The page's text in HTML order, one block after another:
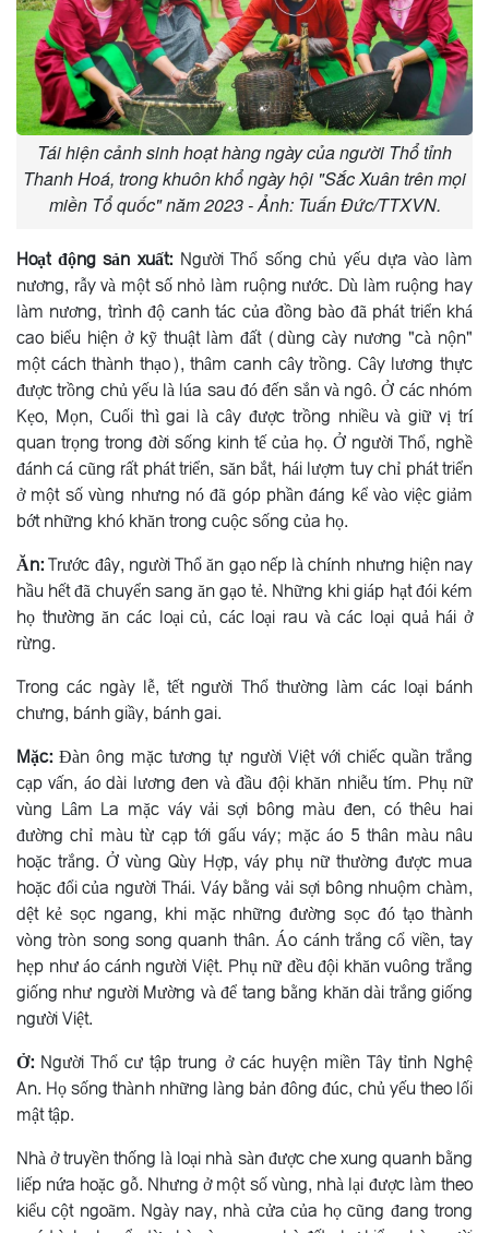
Tái hiện cảnh sinh hoạt hàng ngày của người Thổ tỉnh
Thanh Hoá, trong khuôn khổ ngày hội "Sắc Xuân trên mọi
miền Tổ quốc" năm 2023 - Ảnh: Tuấn Đức/TTXVN.
Hoạt động sản xuất:Người Thổ sống chủ yếu dựa vào làm
nương, rẫy và một số nhỏ làm ruộng nước. Dù làm ruộng hay
làm nương, trình độ canh tác của đồng bào đã phát triển khá
cao biểu hiện ở kỹ thuật làm đất (dùng cày nương "cà nộn"
một cách thành thạo), thâm canh cây trồng. Cây lương thực
được trồng chủ yếu là lúa sau đó đến sắn và ngô. Ở các nhóm
Kẹo, Mọn, Cuối thì gai là cây được trồng nhiều và giữ vị trí
quan trọng trong đời sống kinh tế của họ. Ở người Thổ, nghề
đánh cá cũng rất phát triển, săn bắt, hái lượm tuy chỉ phát triển
ở một số vùng nhưng nó đã góp phần đáng kể vào việc giảm
bớt những khó khăn trong cuộc sống của họ.
Ăn:Trước đây, người Thổ ăn gạo nếp là chính nhưng hiện nay
hầu hết đã chuyển sang ăn gạo tẻ. Những khi giáp hạt đói kém
họ thường ăn các loại củ, các loại rau và các loại quả hái ở
rừng.
Trong các ngày lễ, tết người Thổ thường làm các loại bánh
chưng, bánh giầy, bánh gai.
Mặc:Ðàn ông mặc tương tự người Việt với chiếc quần trắng
cạp vấn, áo dài lương đen và đầu đội khăn nhiễu tím. Phụ nữ
vùng Lâm La mặc váy vải sợi bông màu đen, có thêu hai
đường chỉ màu từ cạp tới gấu váy; mặc áo 5 thân màu nâu
hoặc trắng. Ở vùng Qùy Hợp, váy phụ nữ thường được mua
hoặc đổi của người Thái. Váy bằng vải sợi bông nhuộm chàm,
dệt kẻ sọc ngang, khi mặc những đường sọc đó tạo thành
vòng tròn song song quanh thân. Áo cánh trắng cổ viền, tay
hẹp như áo cánh người Việt. Phụ nữ đều đội khăn vuông trắng
giống như người Mường và để tang bằng khăn dài trắng giống
người Việt.
Ở: Người Thổ cư tập trung ở các huyện miền Tây tỉnh Nghệ
An. Họ sống thành những làng bản đông đúc, chủ yếu theo lối
mật tập.
Nhà ở truyền thống là loại nhà sàn được che xung quanh bằng
liếp nứa hoặc gỗ. Nhưng ở một số vùng, nhà lại được làm theo
kiểu cột ngoãm. Ngày nay, nhà cửa của họ cũng đang trong